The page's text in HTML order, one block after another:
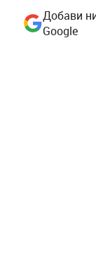
Добави
Google